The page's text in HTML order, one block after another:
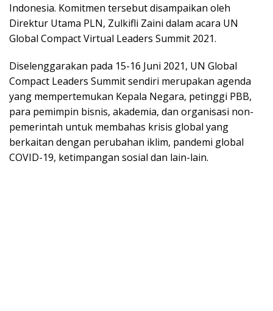
Indonesia. Komitmen tersebut disampaikan oleh
Direktur Utama PLN, Zulkifli Zaini dalam acara UN
Global Compact Virtual Leaders Summit 2021.
Diselenggarakan pada 15-16 Juni 2021, UN Global
Compact Leaders Summit sendiri merupakan agenda
yang mempertemukan Kepala Negara, petinggi PBB,
para pemimpin bisnis, akademia, dan organisasi non-
pemerintah untuk membahas krisis global yang
berkaitan dengan perubahan iklim, pandemi global
COVID-19, ketimpangan sosial dan lain-lain.